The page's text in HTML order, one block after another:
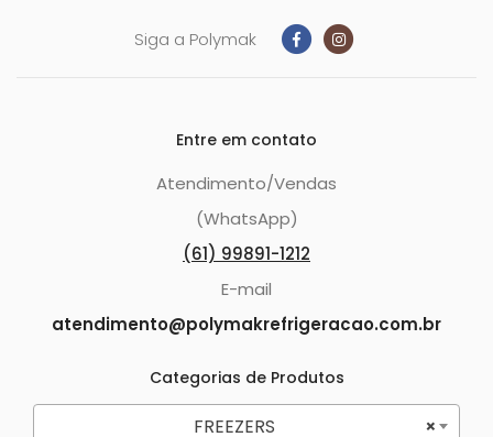
Siga a Polymak
Entre em contato
Atendimento/Vendas
(WhatsApp)
(61) 99891-1212
E-mail
atendimento@polymakrefrigeracao.com.br
Categorias de Produtos
×
FREEZERS